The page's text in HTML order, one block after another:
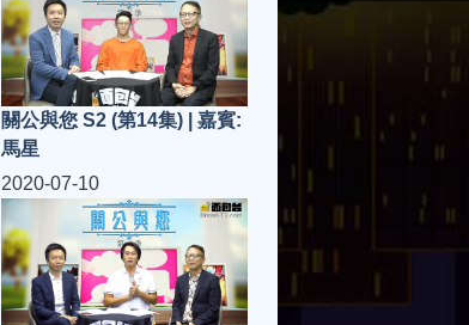
關公與您 S2 (第14集) | 嘉賓:
馬星
2020-07-10